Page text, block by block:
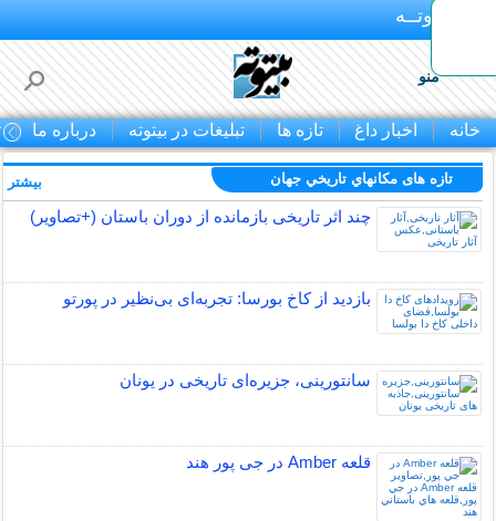
بـیتوتــه
منو
خانه اخبار داغ تازه ها تبلیغات در بیتوته درباره ما
تازه های مكانهاي تاريخي جهان
چند اثر تاریخی بازمانده از دوران باستان (+تصاویر)
بازدید از کاخ بورسا: تجربه‌ای بی‌نظیر در پورتو
سانتورینی، جزیره‌ای تاریخی در یونان
قلعه Amber در جی پور هند
بیشتر